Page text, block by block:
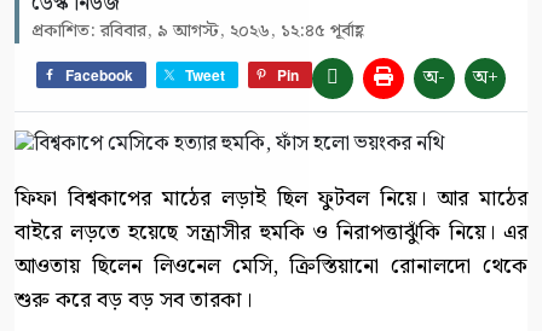
প্রকাশিত: রবিবার, ৯ আগস্ট, ২০২৬, ১২:৪৫ পূর্বাহ্ণ
Facebook Tweet Pin অ- অ+
ফিফা বিশ্বকাপের মাঠের লড়াই ছিল ফুটবল নিয়ে। আর মাঠের
বাইরে লড়তে হয়েছে সন্ত্রাসীর হুমকি ও নিরাপত্তাঝুঁকি নিয়ে। এর
আওতায় ছিলেন লিওনেল মেসি, ক্রিস্তিয়ানো রোনালদো থেকে
শুরু করে বড় বড় সব তারকা।